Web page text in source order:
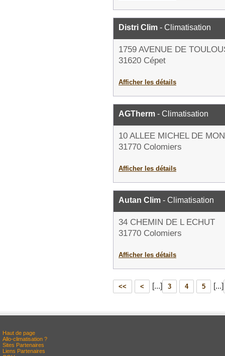
Distri Clim - Climatisation
1759 AVENUE DE
31620 Cépet
Afficher les détails
AGTherm - Climatisation
10 ALLEE MICHEL DE
31770 Colomiers
Afficher les détails
Autan Clim - Climatisation
34 CHEMIN DE L ECHUT
31770 Colomiers
Afficher les détails
<< < [...] 3 4 5 [...]
Haut de page
Allo-climatisation ?
Sites Partenaires
Liens Partenaires